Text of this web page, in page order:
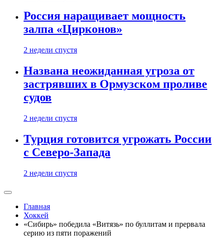
Россия наращивает мощность
залпа «Цирконов»
2 недели спустя
Названа неожиданная угроза от
застрявших в Ормузском проливе
судов
2 недели спустя
Турция готовится угрожать России
с Северо-Запада
2 недели спустя
Главная
Хоккей
«Сибирь» победила «Витязь» по буллитам и прервала
серию из пяти поражений